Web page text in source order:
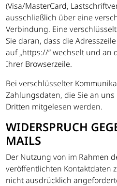
(Visa/MasterCard,
ausschließlich über eine
Verbindung. Eine
Sie daran, dass die
auf „https://“ wechselt und an
Ihrer Browserzeile.
Bei verschlüsselter
Zahlungsdaten, die Sie an
Dritten mitgelesen werden.
WIDERSPRUCH
MAILS
Der Nutzung von im Rahmen
veröffentlichten Kontaktdaten
nicht ausdrücklich